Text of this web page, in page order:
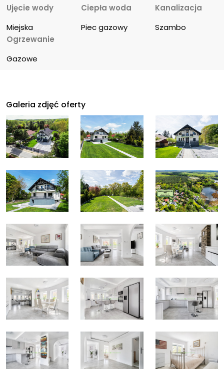
Ujęcie wody
Miejska
Ciepła woda
Piec gazowy
Kanalizacja
Szambo
Ogrzewanie
Gazowe
Galeria zdjęć oferty